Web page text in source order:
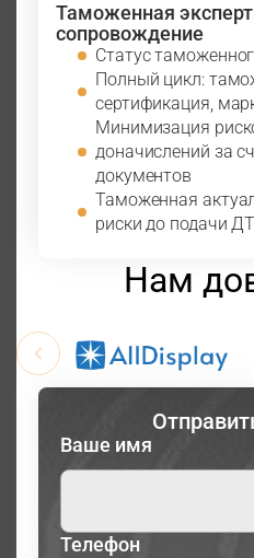
Таможенная
сопровождение
Статус
Полный цикл:
сертификация,
Минимизация
доначислений за
документов
Таможенная
риски до подачи ДТ
Нам
Ваше имя
Телефон